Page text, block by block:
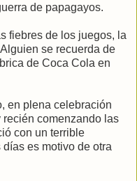
de papagayos.
fiebres de los juegos, la
se recuerda de
de Coca Cola en
en plena celebración
comenzando las
con un terrible
es motivo de otra